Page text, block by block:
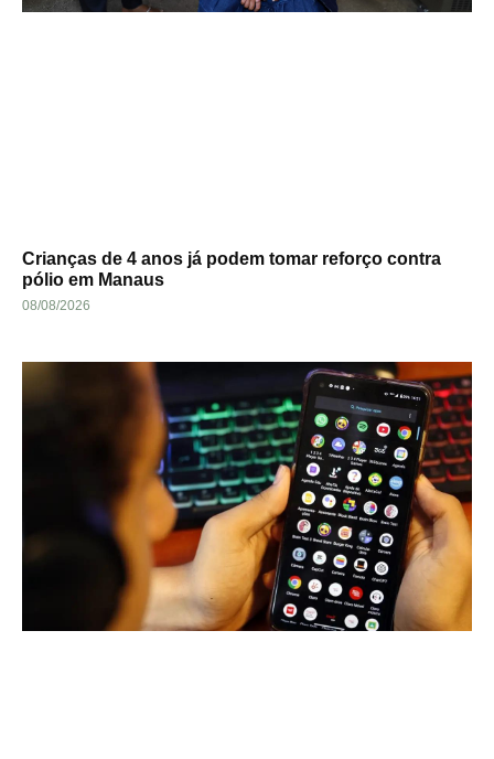
Crianças de 4 anos já podem tomar reforço contra
pólio em Manaus
08/08/2026